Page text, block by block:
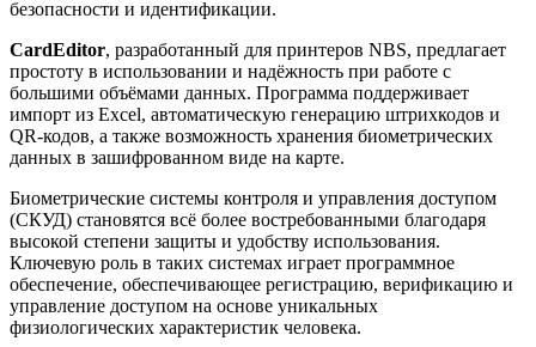
безопасности и идентификации.
CardEditor, разработанный для принтеров NBS, предлагает
простоту в использовании и надёжность при работе с
большими объёмами данных. Программа поддерживает
импорт из Excel, автоматическую генерацию штрихкодов и
QR-кодов, а также возможность хранения биометрических
данных в зашифрованном виде на карте.
Биометрические системы контроля и управления доступом
(СКУД) становятся всё более востребованными благодаря
высокой степени защиты и удобству использования.
Ключевую роль в таких системах играет программное
обеспечение, обеспечивающее регистрацию, верификацию и
управление доступом на основе уникальных
физиологических характеристик человека.